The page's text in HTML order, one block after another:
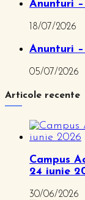
Anunturi
18/07/2026
Anunturi
05/07/2026
Articole recente
Campus
24 iunie
30/06/2026